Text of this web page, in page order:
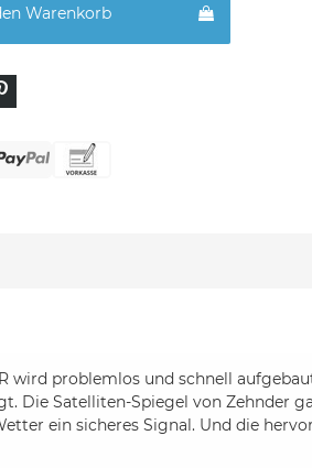
Warenkorb
wird problemlos und schnell
Die Satelliten-Spiegel von Zehnder
ein sicheres Signal. Und die